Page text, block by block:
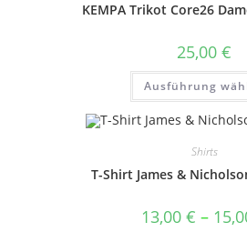
KEMPA Trikot Core26
25,00 €
Ausführung
Shirts
T-Shirt James &
13,00 € –